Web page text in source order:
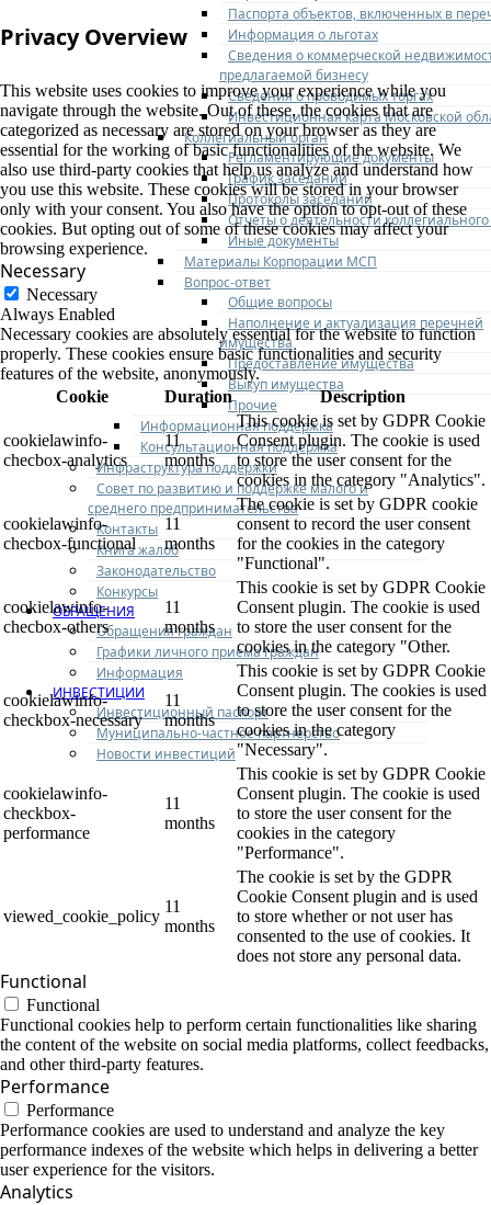
Паспорта объектов, включенных в
Информация о льготах
Сведения о коммерческой
предлагаемой бизнесу
Сведения о проводимых торгах
Инвестиционная карта Московской
Коллегиальный орган
Регламентирующие документы
График заседаний
Протоколы заседаний
Отчеты о деятельности
Иные документы
Материалы Корпорации МСП
Вопрос-ответ
Общие вопросы
Наполнение и актуализация перечней
имущества
Предоставление имущества
Выкуп имущества
Прочие
Информационная поддержка
Консультационная поддержка
Инфраструктура поддержки
Совет по развитию и поддержке малого и
среднего предпринимательства
Контакты
Книга жалоб
Законодательство
Конкурсы
ОБРАЩЕНИЯ
Обращения граждан
Графики личного приема граждан
Информация
ИНВЕСТИЦИИ
Инвестиционный паспорт
Муниципально-частное партнерство
Новости инвестиций
Privacy Overview
This website uses cookies to improve your experience while you
navigate through the website. Out of these, the cookies that are
categorized as necessary are stored on your browser as they are
essential for the working of basic functionalities of the website. We
also use third-party cookies that help us analyze and understand how
you use this website. These cookies will be stored in your browser
only with your consent. You also have the option to opt-out of these
cookies. But opting out of some of these cookies may affect your
browsing experience.
Necessary
Necessary
Always Enabled
Necessary cookies are absolutely essential for the website to function
properly. These cookies ensure basic functionalities and security
features of the website, anonymously.
Cookie
Duration Description
cookielawinfo-
checbox-analytics
11
months
This cookie is set by GDPR Cookie
Consent plugin. The cookie is used
to store the user consent for the
cookies in the category "Analytics".
cookielawinfo-
checbox-functional
11
months
The cookie is set by GDPR cookie
consent to record the user consent
for the cookies in the category
"Functional".
cookielawinfo-
checbox-others
11
months
This cookie is set by GDPR Cookie
Consent plugin. The cookie is used
to store the user consent for the
cookies in the category "Other.
cookielawinfo-
checkbox-necessary
11
months
This cookie is set by GDPR Cookie
Consent plugin. The cookies is used
to store the user consent for the
cookies in the category
"Necessary".
cookielawinfo-
checkbox-
performance
11
months
This cookie is set by GDPR Cookie
Consent plugin. The cookie is used
to store the user consent for the
cookies in the category
"Performance".
viewed_cookie_policy
11
months
The cookie is set by the GDPR
Cookie Consent plugin and is used
to store whether or not user has
consented to the use of cookies. It
does not store any personal data.
Functional
Functional
Functional cookies help to perform certain functionalities like sharing
the content of the website on social media platforms, collect feedbacks,
and other third-party features.
Performance
Performance
Performance cookies are used to understand and analyze the key
performance indexes of the website which helps in delivering a better
user experience for the visitors.
Analytics